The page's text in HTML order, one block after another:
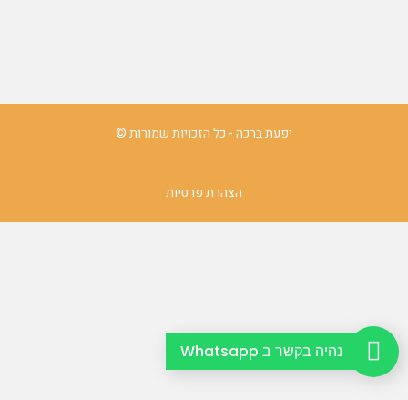
יפעת ברכה - כל הזכויות שמורות ©
הצהרת פרטיות
נהיה בקשר ב Whatsapp